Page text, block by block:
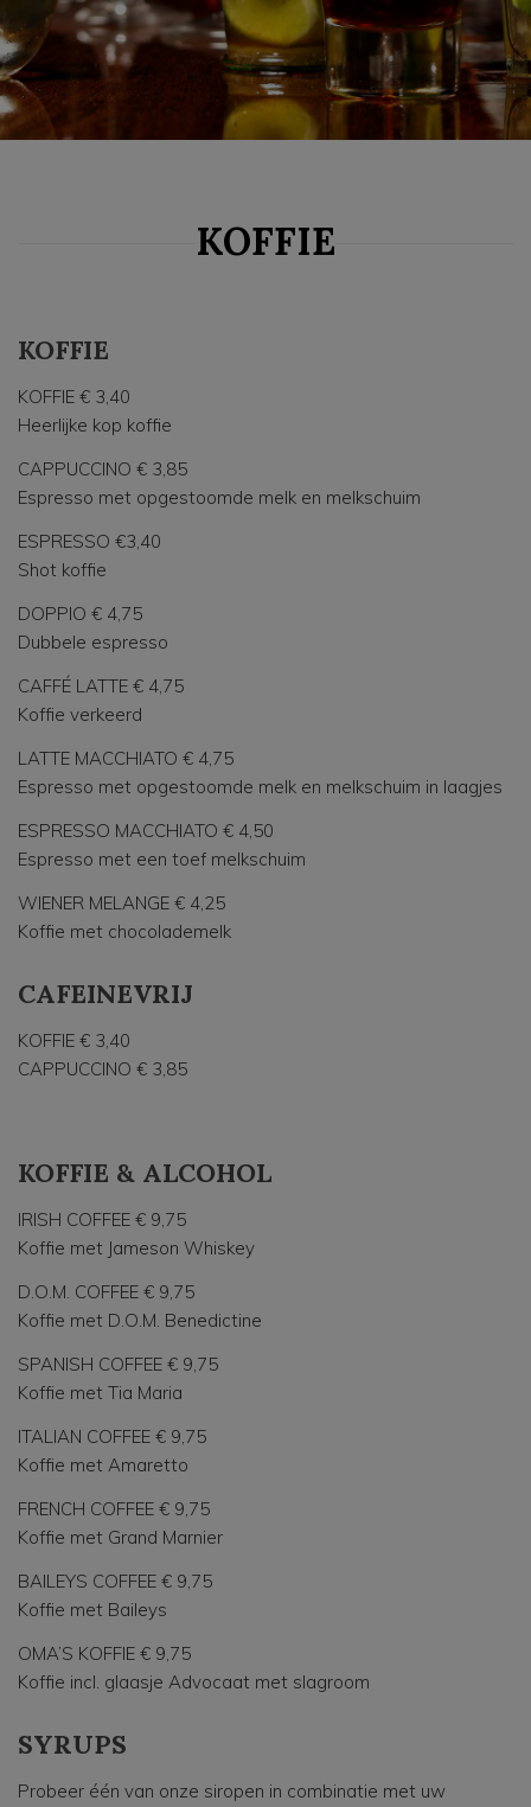
KOFFIE
KOFFIE
KOFFIE € 3,40
Heerlijke kop koffie
CAPPUCCINO € 3,85
Espresso met opgestoomde melk en melkschuim
ESPRESSO €3,40
Shot koffie
DOPPIO € 4,75
Dubbele espresso
CAFFÉ LATTE € 4,75
Koffie verkeerd
LATTE MACCHIATO € 4,75
Espresso met opgestoomde melk en melkschuim in laagjes
ESPRESSO MACCHIATO € 4,50
Espresso met een toef melkschuim
WIENER MELANGE € 4,25
Koffie met chocolademelk
CAFEINEVRIJ
KOFFIE € 3,40
CAPPUCCINO € 3,85
KOFFIE & ALCOHOL
IRISH COFFEE € 9,75
Koffie met Jameson Whiskey
D.O.M. COFFEE € 9,75
Koffie met D.O.M. Benedictine
SPANISH COFFEE € 9,75
Koffie met Tia Maria
ITALIAN COFFEE € 9,75
Koffie met Amaretto
FRENCH COFFEE € 9,75
Koffie met Grand Marnier
BAILEYS COFFEE € 9,75
Koffie met Baileys
OMA’S KOFFIE € 9,75
Koffie incl. glaasje Advocaat met slagroom
SYRUPS
Probeer één van onze siropen in combinatie met uw